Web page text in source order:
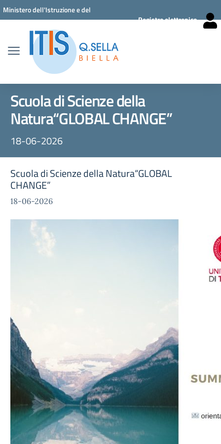
Vai ai contenuti
Vai al menu di navigazione
Vai al footer
Ministero dell'Istruzione e del
Registro elettronico
Scuola di Scienze della
Natura“GLOBAL CHANGE”
18-06-2026
Scuola di Scienze della Natura“GLOBAL
CHANGE”
18-06-2026